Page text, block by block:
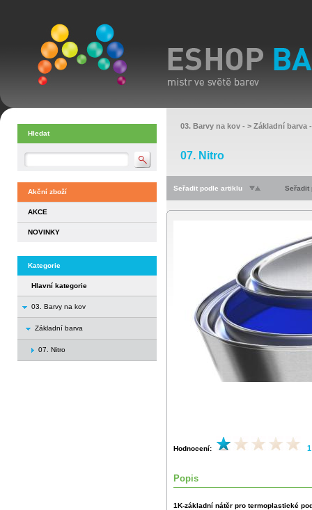
Hledat
Akční zboží
AKCE
NOVINKY
Kategorie
Hlavní kategorie
03. Barvy na kov
Základní barva
07. Nitro
03. Barvy na kov - > Základní barva
07. Nitro
Seřadit podle artiklu Seřadit
Hodnocení:
Popis
1K-základní nátěr pro termoplastické